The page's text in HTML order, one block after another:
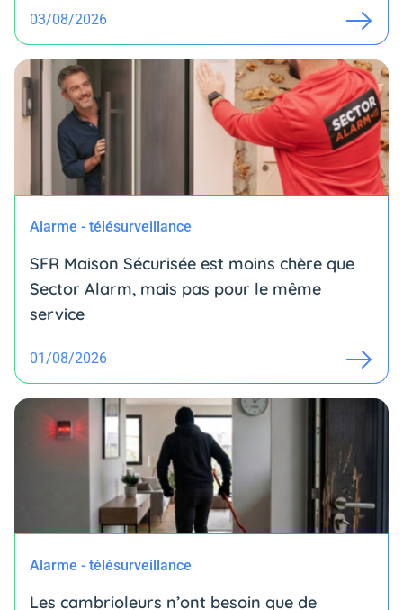
03/08/2026
Alarme - télésurveillance
SFR Maison Sécurisée est moins chère que
Sector Alarm, mais pas pour le même
service
01/08/2026
Alarme - télésurveillance
Les cambrioleurs n’ont besoin que de